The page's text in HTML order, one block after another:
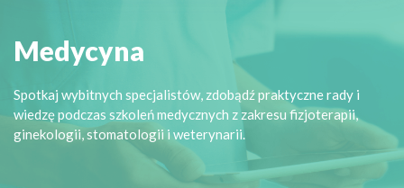
Medycyna
Spotkaj wybitnych specjalistów, zdobądź praktyczne rady i
wiedzę podczas szkoleń medycznych z zakresu fizjoterapii,
ginekologii, stomatologii i weterynarii.